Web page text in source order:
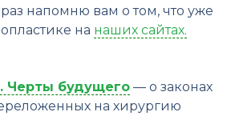
напомню вам о том, что уже
на наших сайтах.
Черты будущего — о законах
на хирургию